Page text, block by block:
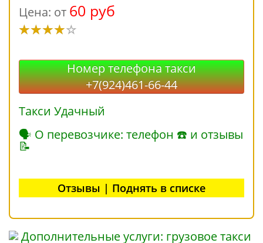
Цена: от 60 руб
Номер телефона такси
+7(924)461-66-44
Такси Удачный
🗣 О перевозчике: телефон ☎ и отзывы
📝
Отзывы | Поднять в списке